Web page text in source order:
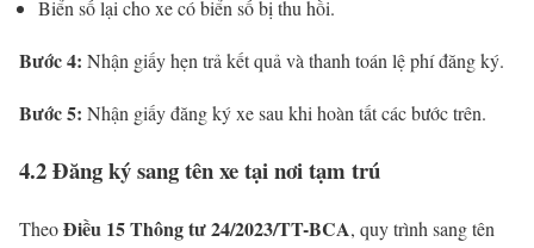
Biển số lại cho xe có biển số bị thu hồi.
Bước 4: Nhận giấy hẹn trả kết quả và thanh toán lệ phí đăng ký.
Bước 5: Nhận giấy đăng ký xe sau khi hoàn tất các bước trên.
4.2 Đăng ký sang tên xe tại nơi tạm trú
TheoĐiều 15 Thông tư 24/2023/TT-BCA, quy trình sang tên